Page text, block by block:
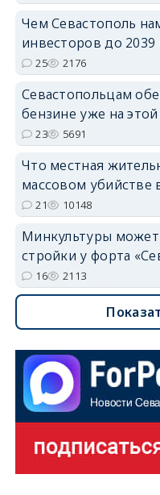
Чем Севастополь
инвесторов до 2039
25 2176
Севастопольцам
бензине уже на
23 5691
Что местная
массовом убийстве
21 10148
Минкультуры
стройки у форта
16 2113